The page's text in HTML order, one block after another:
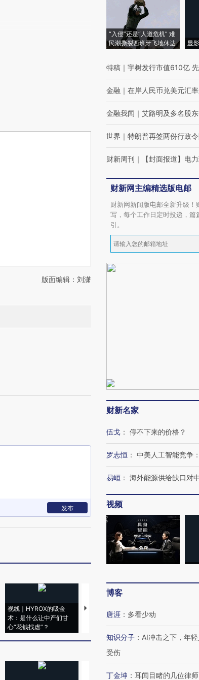
版面编辑：刘潇
发布
视线｜HYROX的吸金
术：是什么让中产们甘
心“花钱找虐”？
马航飞行员跨国走私7万
粒摇头丸 尿检体内含3种
育部长拱下
“入侵”还是“人道危机” 难
民潮撕裂西班牙飞地休达
显
特稿 ｜ 宇树发行市值610亿
金融 ｜ 在岸人民币兑美元汇
金融我闻 ｜ 艾路明及多名股
世界 ｜ 特朗普再签两份行政
财新周刊 ｜ 【封面报道】电
财新网主编精选版电邮
财新网新闻版电邮全新升级！
写，每个工作日定时投递，篇
引。
财新名家
伍戈 ： 停不下来的价格？
罗志恒 ： 中美人工智能竞争
易峘 ： 海外能源供给缺口对
视频
博客
唐涯 ： 多看少动
知识分子 ： AI冲击之下，年
受伤
丁金坤 ： 耳闻目睹的几位律师